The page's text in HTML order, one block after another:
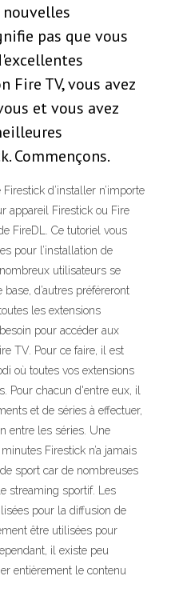
pas que vous
Fire TV, vous avez
et vous avez
Commençons.
d’installer n’importe
appareil Firestick ou Fire
FireDL. Ce tutoriel vous
pour l’installation de
utilisateurs se
d’autres préféreront
les extensions
pour accéder aux
TV. Pour ce faire, il est
où toutes vos extensions
Pour chacun d'entre eux, il
et de séries à effectuer,
entre les séries. Une
Firestick n’a jamais
sport car de nombreuses
streaming sportif. Les
pour la diffusion de
être utilisées pour
il existe peu
entièrement le contenu